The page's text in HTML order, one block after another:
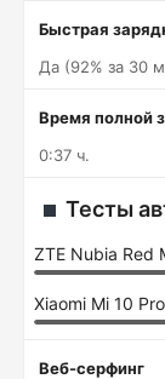
Быстрая
Да (92% за 30
Время полной
0:37 ч.
Тесты
ZTE Nubia Red
Xiaomi Mi 10 Pro
Веб-серфинг